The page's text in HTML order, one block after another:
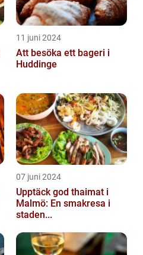
11 juni 2024
Att besöka ett bageri i
Huddinge
07 juni 2024
Upptäck god thaimat i
Malmö: En smakresa i
staden...